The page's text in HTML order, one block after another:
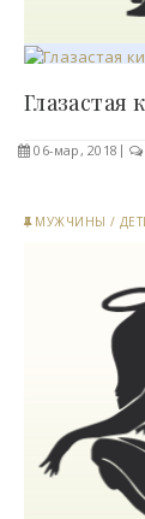
Глазастая
06-мар, 2018
МУЖЧИНЫ /